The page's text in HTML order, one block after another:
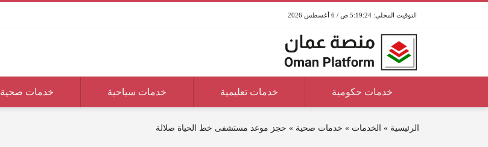
5:19:24 ص / 6 أغسطس 2026
خدمات حكومية خدمات تعليمية خدمات سياحية خدمات صحية
الرئيسية » الخدمات » خدمات صحية » حجز موعد مستشفى خط الحياة صلالة